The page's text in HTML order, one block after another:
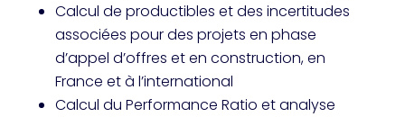
Calcul de productibles et des incertitudes
associées pour des projets en phase
d’appel d’offres et en construction, en
France et à l’international
Calcul du Performance Ratio et analyse